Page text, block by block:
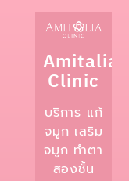
Amitalia
Clinic
บริการ แก้
จมูก เสริม
จมูก ทำตา
สองชั้น